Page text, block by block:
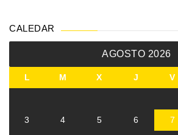
CALEDAR
AGOSTO 2026
L M X J V
3 4 5 6 7